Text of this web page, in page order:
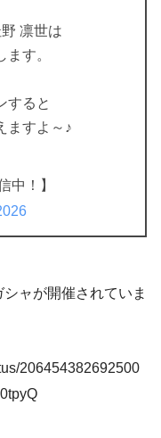
凛世は
す。
すると
ますよ～♪
中！】
ャが開催されていま
206454382692500